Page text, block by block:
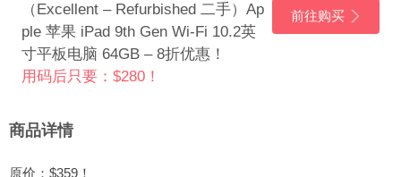
（Excellent – Refurbished 二手）Ap
ple 苹果 iPad 9th Gen Wi-Fi 10.2英
寸平板电脑 64GB – 8折优惠！
用码后只要：$280！
前往购买
商品详情
原价：$359！